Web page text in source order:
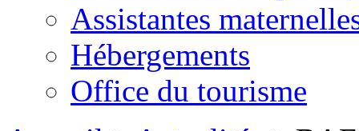
Assistantes
Hébergements
Office du tourisme